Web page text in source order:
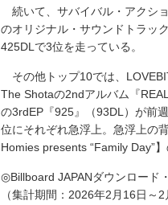
続いて、サバイバル・アクシ
のオリジナル・サウンドトラッ
425DLで3位を走っている。
その他トップ10では、
The Shotaの2ndアルバム『
の3rdEP『925』（93DL）が前
位にそれぞれ急浮上。急浮上の
Homies presents “Family Day”
◎Billboard JAPANダウンロード
（集計期間：2026年2月16日～2